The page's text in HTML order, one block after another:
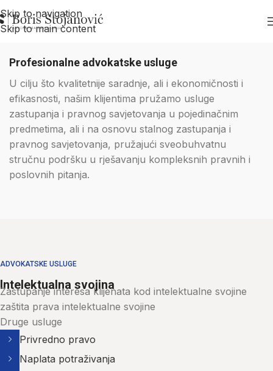
Skip to navigation
Skip to main content
Profesionalne advokatske usluge
U cilju što kvalitetnije saradnje, ali i ekonomičnosti i
efikasnosti, našim klijentima pružamo usluge
zastupanja i pravnog savjetovanja u pojedinačnim
predmetima, ali i na osnovu stalnog zastupanja i
pravnog savjetovanja, pružajući sveobuhvatnu
stručnu podršku u rješavanju kompleksnih pravnih i
poslovnih pitanja.
ADVOKATSKE USLUGE
Intelektualna svojina
Zastupanje interesa klijenata kod intelektualne svojine
zaštita prava intelektualne svojine
Druge usluge
Privredno pravo
Naplata potraživanja